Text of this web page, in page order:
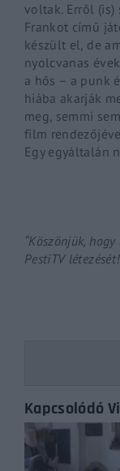
voltak. Erről (is)
Frankot című
készült el, de
nyolcvanas
a hős – a punk
hiába akarják
meg, semmi
film
Egy egyáltalán
“Köszönjük,
PestiTV
Kapcsolódó